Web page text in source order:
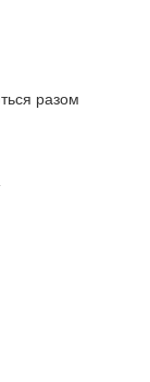
разом